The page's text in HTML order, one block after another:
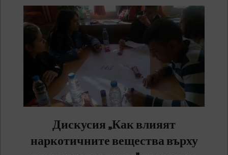
Дискусия „Как влияят
наркотичните вещества върху